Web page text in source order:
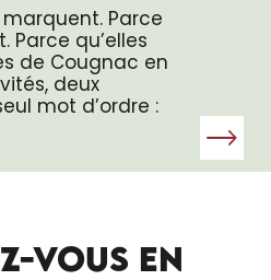
Parce
Parce qu’elles
de Cougnac en
deux
mot d’ordre :
VOUS EN